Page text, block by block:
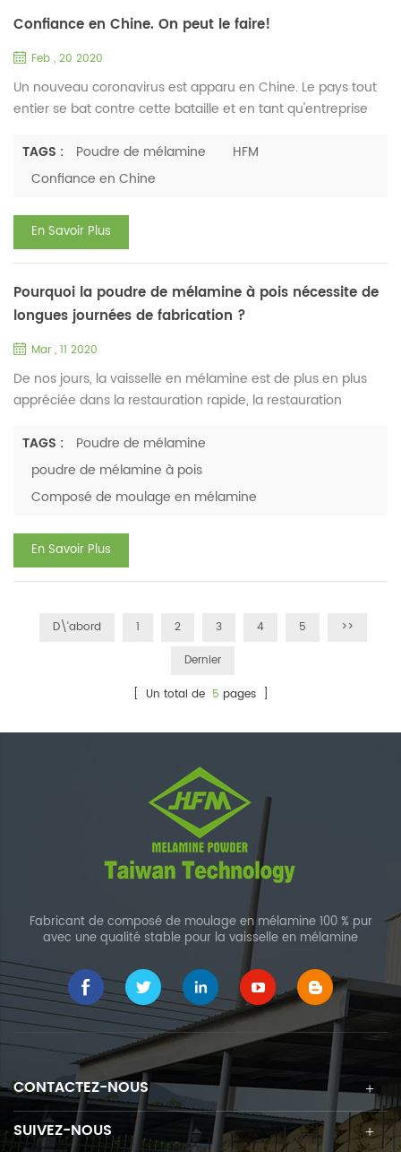
Confiance en Chine. On peut le faire!
Feb , 20 2020
Un nouveau coronavirus est apparu en Chine. Le pays tout
entier se bat contre cette bataille et en tant qu'entreprise
nécessaires pour réduire notre impact au minimum. Notre
société a acheté des masques médicaux, des désinfectants,
nous avons commencé le premier lot de travaux d'insp...
TAGS : Poudre de mélamine
HFM
Confiance en Chine
En Savoir Plus
Pourquoi la poudre de mélamine à pois nécessite de
longues journées de fabrication ?
Mar , 11 2020
De nos jours, la vaisselle en mélamine est de plus en plus
appréciée dans la restauration rapide, la restauration
laquelle il est profondément aimé par les gens est due à
son aspect de porcelaine, moins fragile et plus facile à laver.
De plus, ses formes diverses et son apparence colorée
gagnent la faveur de plus de clients. Pour fabriquer...
TAGS :
Poudre de mélamine
poudre de mélamine à pois
Composé de moulage en mélamine
En Savoir Plus
D\'abord 1 2 3 4 5
>>
Dernier
[ Un total de 5 pages ]
Fabricant de composé de moulage en mélamine 100 % pur
avec une qualité stable pour la vaisselle en mélamine
CONTACTEZ-NOUS
SUIVEZ-NOUS